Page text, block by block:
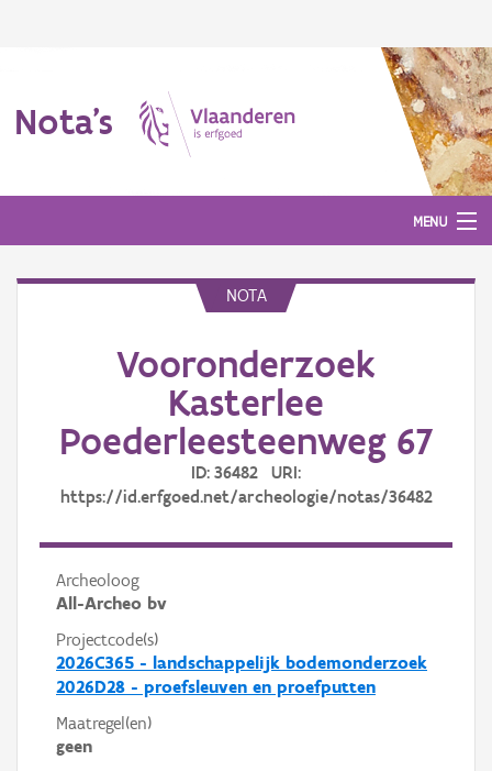
Nota's
MENU
NOTA
Vooronderzoek
Kasterlee
Poederleesteenweg 67
ID: 36482 URI:
https://id.erfgoed.net/archeologie/notas/36482
Archeoloog
All-Archeo bv
Projectcode(s)
2026C365 - landschappelijk bodemonderzoek
2026D28 - proefsleuven en proefputten
Maatregel(en)
geen